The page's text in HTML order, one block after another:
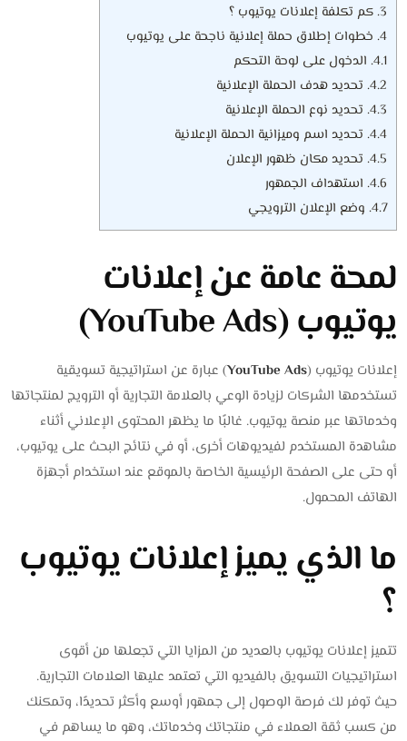
3. كم تكلفة إعلانات يوتيوب ؟
4. خطوات إطلاق حملة إعلانية ناجحة على يوتيوب
4.1. الدخول على لوحة التحكم
4.2. تحديد هدف الحملة الإعلانية
4.3. تحديد نوع الحملة الإعلانية
4.4. تحديد اسم وميزانية الحملة الإعلانية
4.5. تحديد مكان ظهور الإعلان
4.6. استهداف الجمهور
4.7. وضع الإعلان الترويجي
لمحة عامة عن إعلانات
يوتيوب (YouTube Ads)
إعلانات يوتيوب (YouTube Ads) عبارة عن استراتيجية تسويقية
تستخدمها الشركات لزيادة الوعي بالعلامة التجارية أو الترويج لمنتجاتها
وخدماتها عبر منصة يوتيوب. غالبًا ما يظهر المحتوى الإعلاني أثناء
مشاهدة المستخدم لفيديوهات أخرى، أو في نتائج البحث على يوتيوب،
أو حتى على الصفحة الرئيسية الخاصة بالموقع عند استخدام أجهزة
الهاتف المحمول.
ما الذي يميز إعلانات يوتيوب
؟
تتميز إعلانات يوتيوب بالعديد من المزايا التي تجعلها من أقوى
استراتيجيات التسويق بالفيديو التي تعتمد عليها العلامات التجارية.
حيث توفر لك فرصة الوصول إلى جمهور أوسع وأكثر تحديدًا، وتمكنك
من كسب ثقة العملاء في منتجاتك وخدماتك، وهو ما يساهم في